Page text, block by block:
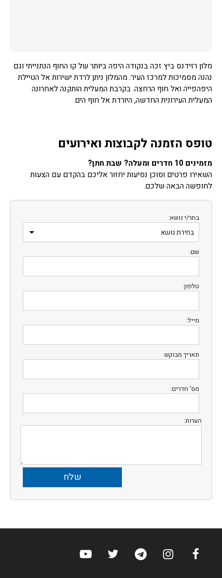
מלון רזידנס ביץ זכה בנקודה היפה ביותר של קו החוף הנתנייתי וגם
נהנה מסמיכות למרכז העיר. מהמלון ניתן לרדת ישירות אל הטיילת
היפהפייה ואל חוף הרחצה. בקרבת המעלית הותקנה לאחרונה
המעלית העירונית החדשה, היורדת אל חוף הים.
טופס הזמנה לקבוצות ואירועים
מזמינים 10 חדרים ומעלה? שבת חתן?
השאירו פרטים וסוכן נסיעות יחזור אליכם בהקדם עם הצעות
לחופשה הבאה שלכם.
בחר/י נושא:
שם:
טלפון:
מייל:
תאריך מבוקש:
מס' חדרים:
הערות:
ערוץ הפייסבוק של הוטלס
ערוץ האינסטגרם של הוטלס
ערוץ הטלגרם של הוטלס
ערוץ טוויטר של הוטלס
ערוץ היוטיוב של